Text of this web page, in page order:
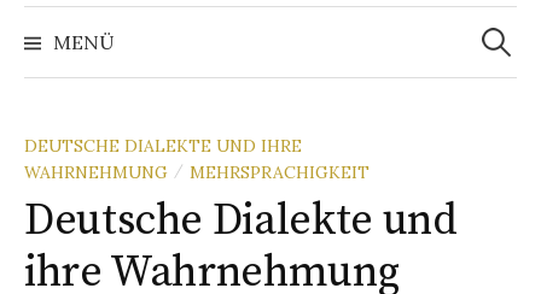
MENÜ
Suchen
nach:
DEUTSCHE DIALEKTE UND IHRE
WAHRNEHMUNG / MEHRSPRACHIGKEIT
Deutsche Dialekte und
ihre Wahrnehmung